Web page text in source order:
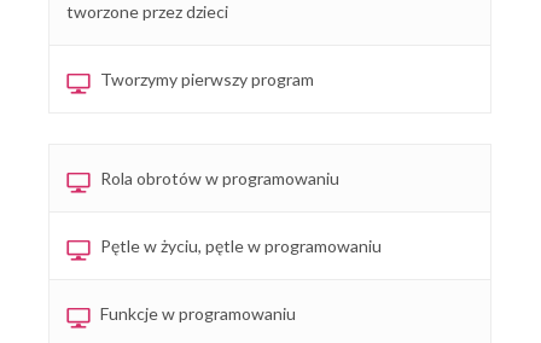
tworzone przez dzieci
Tworzymy pierwszy program
Rola obrotów w programowaniu
Pętle w życiu, pętle w programowaniu
Funkcje w programowaniu